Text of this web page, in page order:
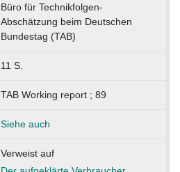
Büro für Technikfolgen-
Abschätzung beim Deutschen
Bundestag (TAB)
11 S.
TAB Working report ; 89
Siehe auch
Verweist auf